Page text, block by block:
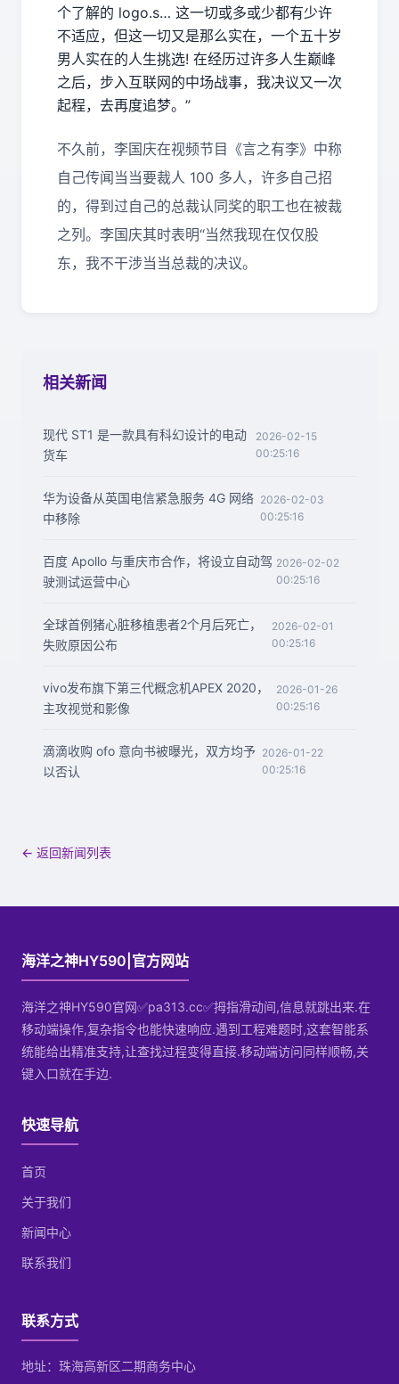
个了解的 logo.s… 这一切或多或少都有少许
不适应，但这一切又是那么实在，一个五十岁
男人实在的人生挑选! 在经历过许多人生巅峰
之后，步入互联网的中场战事，我决议又一次
起程，去再度追梦。”
不久前，李国庆在视频节目《言之有李》中称
自己传闻当当要裁人 100 多人，许多自己招
的，得到过自己的总裁认同奖的职工也在被裁
之列。李国庆其时表明“当然我现在仅仅股
东，我不干涉当当总裁的决议。
相关新闻
现代 ST1 是一款具有科幻设计的电动
货车
2026-02-15
00:25:16
华为设备从英国电信紧急服务 4G 网络
中移除
2026-02-03
00:25:16
百度 Apollo 与重庆市合作，将设立自动驾
驶测试运营中心
2026-02-02
00:25:16
全球首例猪心脏移植患者2个月后死亡，
失败原因公布
2026-02-01
00:25:16
vivo发布旗下第三代概念机APEX 2020，
主攻视觉和影像
2026-01-26
00:25:16
滴滴收购 ofo 意向书被曝光，双方均予
以否认
2026-01-22
00:25:16
← 返回新闻列表
海洋之神HY590|官方网站
海洋之神HY590官网✅pa313.cc✅拇指滑动间,信息就跳出来.在
移动端操作,复杂指令也能快速响应.遇到工程难题时,这套智能系
统能给出精准支持,让查找过程变得直接.移动端访问同样顺畅,关
键入口就在手边.
快速导航
首页
关于我们
新闻中心
联系我们
联系方式
地址：珠海高新区二期商务中心